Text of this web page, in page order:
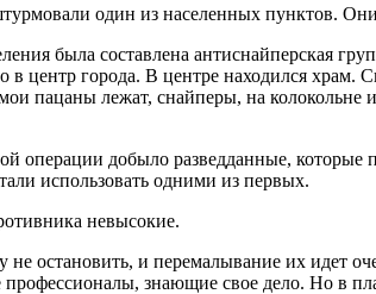
один из населенных пунктов.
была составлена антиснайперская
центр города. В центре находился храм.
пацаны лежат, снайперы, на
операции добыло разведданные,
использовать одними из первых.
невысокие.
не остановить, и перемалывание их
профессионалы, знающие свое дело. Но